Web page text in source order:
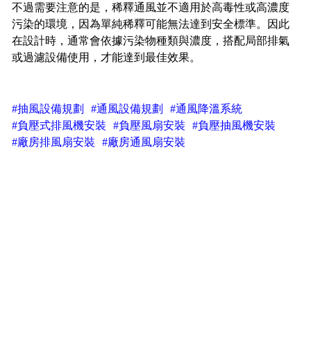
不過需要注意的是，稀釋通風並不適用於高毒性或高濃度
污染的環境，因為單純稀釋可能無法達到安全標準。因此
在設計時，通常會依據污染物種類與濃度，搭配局部排氣
或過濾設備使用，才能達到最佳效果。
#抽風設備規劃 #通風設備規劃
#通風降溫系統
#負壓式排風機安裝
#負壓風扇安裝
#負壓抽風機安裝
#廠房排風扇安裝
#廠房通風扇安裝